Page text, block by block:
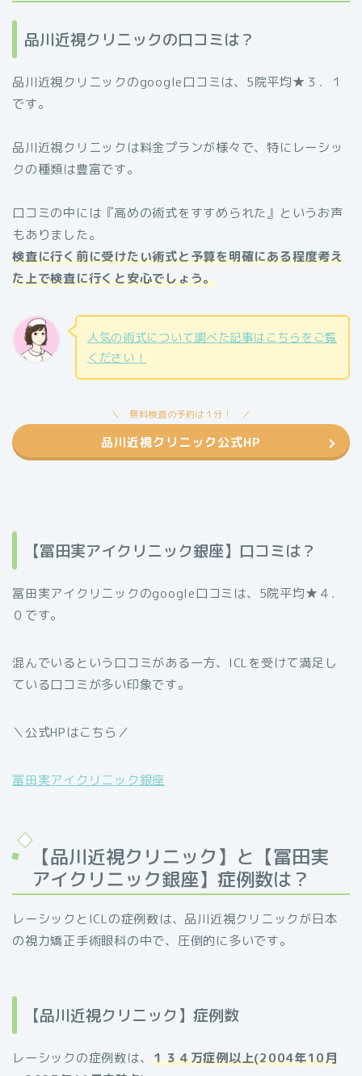
品川近視クリニックの口コミは？
品川近視クリニックのgoogle口コミは、5院平均★３．１
です。
品川近視クリニックは料金プランが様々で、特にレーシッ
クの種類は豊富です。
口コミの中には『高めの術式をすすめられた』というお声
もありました。
検査に行く前に受けたい術式と予算を明確にある程度考え
た上で検査に行くと安心でしょう。
人気の術式について調べた記事はこちらをご覧
ください！
無料検査の予約は１分！
品川近視クリニック公式HP
【冨田実アイクリニック銀座】口コミは？
冨田実アイクリニックのgoogle口コミは、5院平均★４．
０です。
混んでいるという口コミがある一方、ICLを受けて満足し
ている口コミが多い印象です。
＼公式HPはこちら／
冨田実アイクリニック銀座
【品川近視クリニック】と【冨田実
アイクリニック銀座】症例数は？
レーシックとICLの症例数は、品川近視クリニックが日本
の視力矯正手術眼科の中で、圧倒的に多いです。
【品川近視クリニック】症例数
レーシックの症例数は、１３４万症例以上(2004年10月